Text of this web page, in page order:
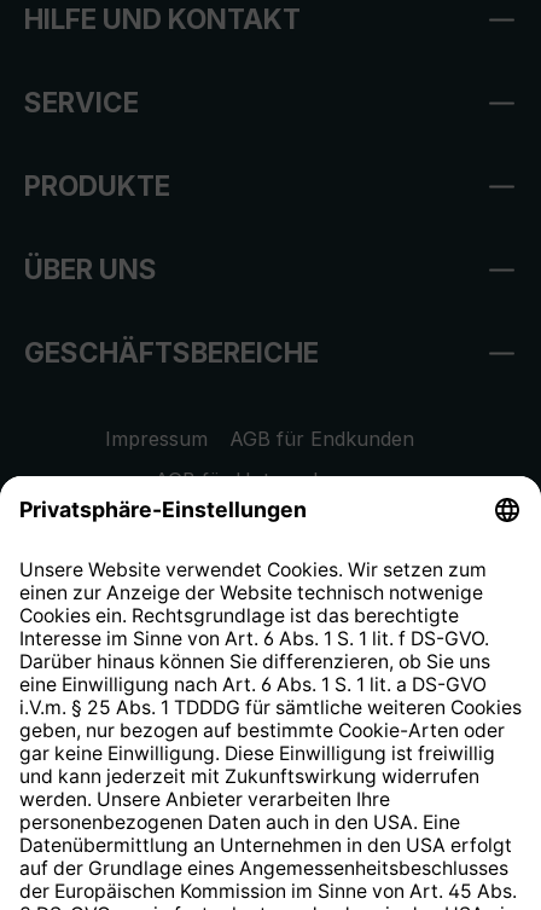
HILFE UND KONTAKT
SERVICE
PRODUKTE
ÜBER UNS
GESCHÄFTSBEREICHE
Impressum
AGB für Endkunden
AGB für Unternehmen
Datenschutzhinweis
Widerrufsrecht
Hinweisgeberschutzsystem
Barrierefreiheit